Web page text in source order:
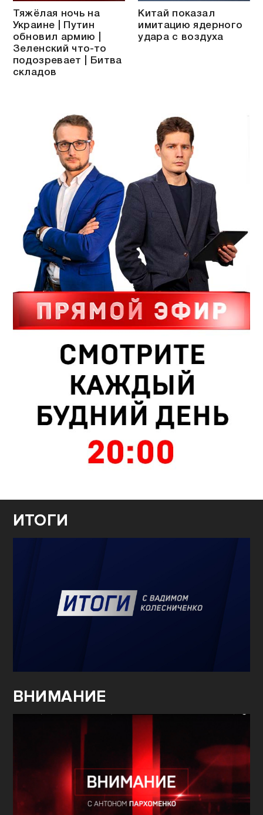
Тяжёлая ночь на
Украине | Путин
обновил армию |
Зеленский что-то
подозревает | Битва
складов
Китай показал
имитацию ядерного
удара с воздуха
ИТОГИ
ВНИМАНИЕ